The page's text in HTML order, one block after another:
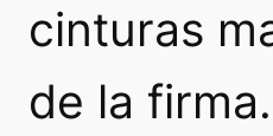
cinturas
de la firma.